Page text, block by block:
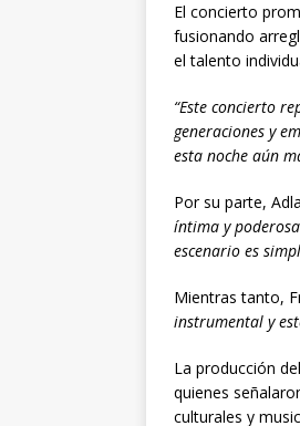
El concierto
fusionando
el talento
“Este concierto
generaciones y
esta noche aún
Por su parte,
íntima y
escenario es
Mientras tanto,
instrumental y
La producción
quienes
culturales y